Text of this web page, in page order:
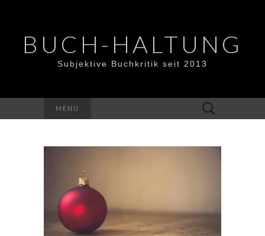
BUCH-HALTUNG
Subjektive Buchkritik seit 2013
MENU
Suchen
nach: